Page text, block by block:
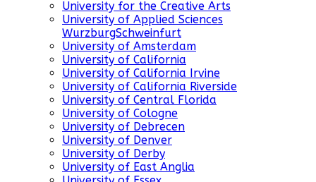
University for the Creative Arts
University of Applied Sciences
WurzburgSchweinfurt
University of Amsterdam
University of California
University of California Irvine
University of California Riverside
University of Central Florida
University of Cologne
University of Debrecen
University of Denver
University of Derby
University of East Anglia